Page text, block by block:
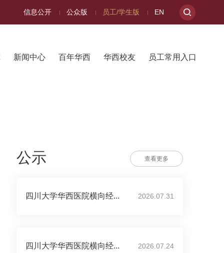
信息公开 公众版 员工/学生版 EN
新闻中心 百年华西 华西校友 员工常用入口
公示 查看更多
四川大学华西医院横向经... 2026.07.31
四川大学华西医院横向经... 2026.07.24